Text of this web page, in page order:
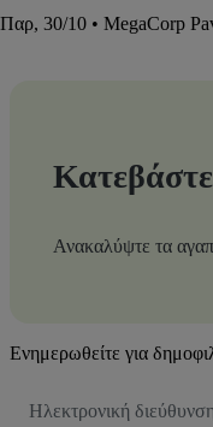
Παρ, 30/10 • MegaCorp
Ανακαλύψτε τα
Ενημερωθείτε για
Email